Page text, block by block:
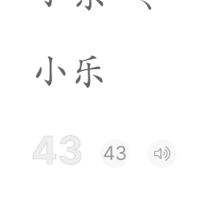
小 乐
43 43